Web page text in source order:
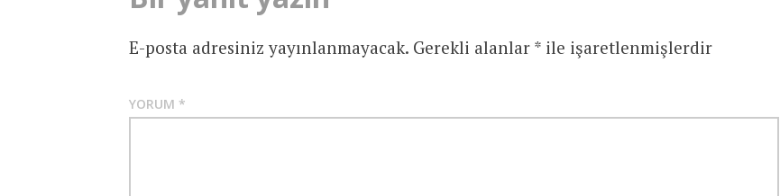
E-posta adresiniz yayınlanmayacak. Gerekli alanlar *ile işaretlenmişlerdir
YORUM *